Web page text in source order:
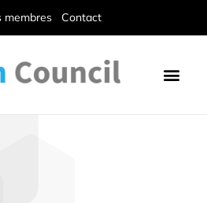
membres Contact